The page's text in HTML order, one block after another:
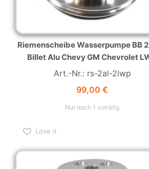
Riemenscheibe Wasserpumpe BB
Billet Alu Chevy GM Chevrolet
Art.-Nr.: rs-2al-2lwp
99,00 €
Nur noch 1 vorrätig
Love it